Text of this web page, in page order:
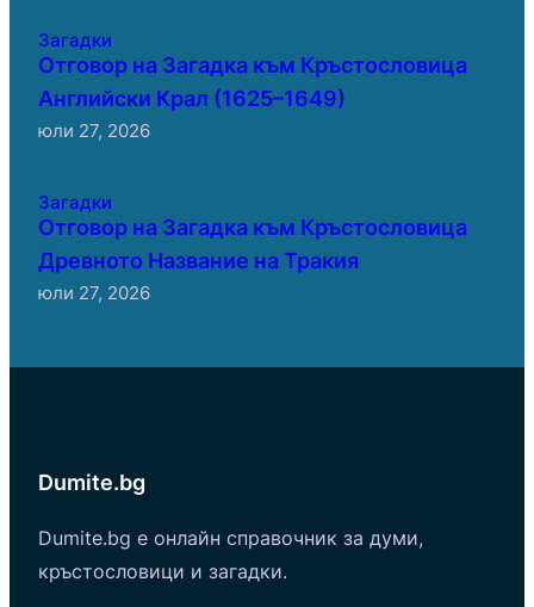
Загадки
Отговор на Загадка към Кръстословица
Английски Крал (1625–1649)
юли 27, 2026
Загадки
Отговор на Загадка към Кръстословица
Древното Название на Тракия
юли 27, 2026
Dumite.bg
Dumite.bg е онлайн справочник за думи,
кръстословици и загадки.